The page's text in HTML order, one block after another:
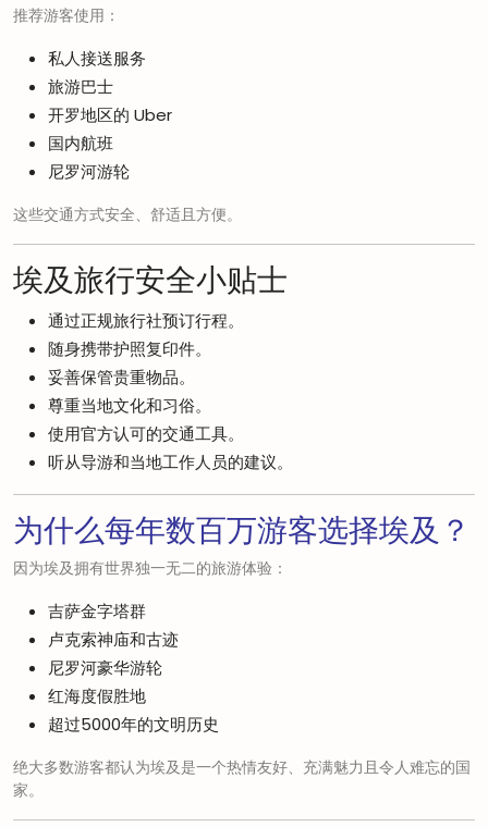
推荐游客使用：
私人接送服务
旅游巴士
开罗地区的 Uber
国内航班
尼罗河游轮
这些交通方式安全、舒适且方便。
埃及旅行安全小贴士
通过正规旅行社预订行程。
随身携带护照复印件。
妥善保管贵重物品。
尊重当地文化和习俗。
使用官方认可的交通工具。
听从导游和当地工作人员的建议。
为什么每年数百万游客选择埃及？
因为埃及拥有世界独一无二的旅游体验：
吉萨金字塔群
卢克索神庙和古迹
尼罗河豪华游轮
红海度假胜地
超过5000年的文明历史
绝大多数游客都认为埃及是一个热情友好、充满魅力且令人难忘的国
家。